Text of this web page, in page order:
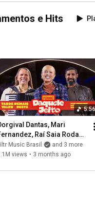
e Hits
5:56
Dantas, Mari
Raí Saia Rodada
Tarde Demais/Valeu/Destá
Forró Daquele Jeito
Music Brasil
and 3 more
views • 3 months ago